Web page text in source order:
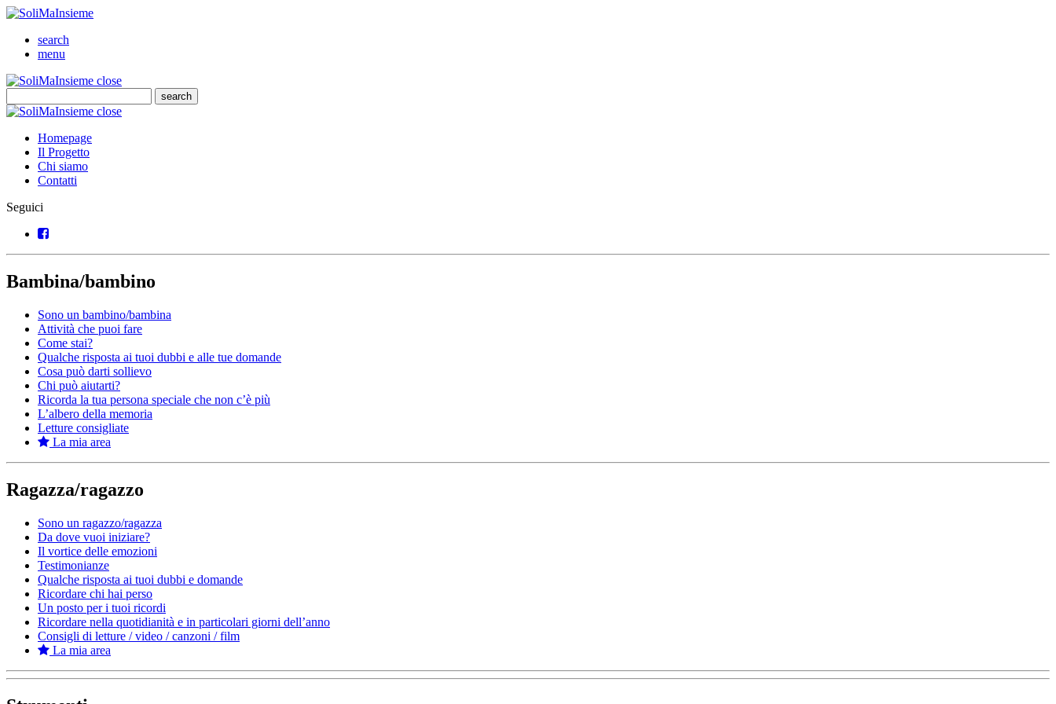
SoliMaInsieme
search
menu
SoliMaInsieme
closeClose
search
Cerca
SoliMaInsieme
closeClose
Homepage
Il Progetto
Chi siamo
Contatti
Seguici
Facebook
Bambina/bambino
Sono un bambino/bambina
Attività che puoi fare
Come stai?
Qualche risposta ai tuoi dubbi e alle tue domande
Cosa può darti sollievo
Chi può aiutarti?
Ricorda la tua persona speciale che non c’è più
L’albero della memoria
Letture consigliate
La mia area
Ragazza/ragazzo
Sono un ragazzo/ragazza
Da dove vuoi iniziare?
Il vortice delle emozioni
Testimonianze
Qualche risposta ai tuoi dubbi e domande
Ricordare chi hai perso
Un posto per i tuoi ricordi
Ricordare nella quotidianità e in particolari giorni dell’anno
Consigli di letture / video / canzoni / film
La mia area